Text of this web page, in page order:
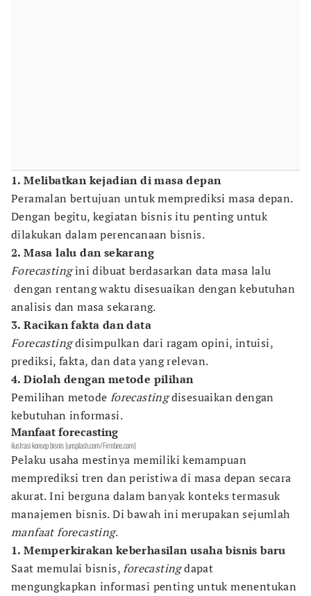
1. Melibatkan kejadian di masa depan
Peramalan bertujuan untuk memprediksi masa depan.
Dengan begitu, kegiatan bisnis itu penting untuk
dilakukan dalam perencanaan bisnis.
2. Masa lalu dan sekarang
Forecastingini dibuat berdasarkan data masa lalu
dengan rentang waktu disesuaikan dengan kebutuhan
analisis dan masa sekarang.
3. Racikan fakta dan data
Forecastingdisimpulkan dari ragam opini, intuisi,
prediksi, fakta, dan data yang relevan.
4. Diolah dengan metode pilihan
Pemilihan metode forecastingdisesuaikan dengan
kebutuhan informasi.
Manfaat forecasting
ilustrasi konsep bisnis (unsplash.com/Firmbee.com)
Pelaku usaha mestinya memiliki kemampuan
memprediksi tren dan peristiwa di masa depan secara
akurat. Ini berguna dalam banyak konteks termasuk
manajemen bisnis. Di bawah ini merupakan sejumlah
manfaat forecasting.
1. Memperkirakan keberhasilan usaha bisnis baru
Saat memulai bisnis,forecastingdapat
mengungkapkan informasi penting untuk menentukan